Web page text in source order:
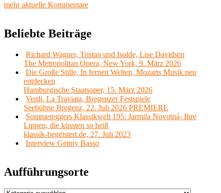
mehr aktuelle Kommentare
Beliebte Beiträge
Richard Wagner, Tristan und Isolde, Lise Davidsen
The Metropolitan Opera, New York, 9. März 2026
Die Große Stille, In fernen Welten, Mozarts Musik neu
entdecken
Hamburgische Staatsoper, 15. März 2026
Verdi, La Traviata, Bregenzer Festspiele
Seebühne Bregenz, 22. Juli 2026 PREMIERE
Sommereggers Klassikwelt 195: Jarmila Novotná- Ihre
Lippen, die küssten so heiß
klassik-begeistert.de, 27. Juli 2023
Interview Genny Basso
Aufführungsorte